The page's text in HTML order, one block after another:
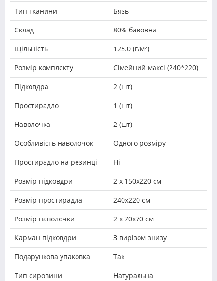
Тип тканини Бязь
Склад 80% бавовна
Щільність 125.0 (г/м²)
Розмір комплекту Сімейний максі (240*220)
Підковдра 2 (шт)
Простирадло 1 (шт)
Наволочка 2 (шт)
Особливість наволочок Одного розміру
Простирадло на резинці Ні
Розмір підковдри 2 х 150х220 см
Розмір простирадла 240х220 см
Розмір наволочки 2 х 70х70 см
Карман підковдри З вирізом знизу
Подарункова упаковка Так
Тип сировини Натуральна